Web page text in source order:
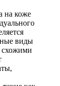
на коже
виды
схожими